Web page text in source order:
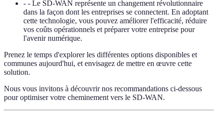
- - Le SD-WAN représente un changement révolutionnaire
dans la façon dont les entreprises se connectent. En adoptant
cette technologie, vous pouvez améliorer l'efficacité, réduire
vos coûts opérationnels et préparer votre entreprise pour
l'avenir numérique.
Prenez le temps d'explorer les différentes options disponibles et
communes aujourd'hui, et envisagez de mettre en œuvre cette
solution.
Nous vous invitons à découvrir nos recommandations ci-dessous
pour optimiser votre cheminement vers le SD-WAN.